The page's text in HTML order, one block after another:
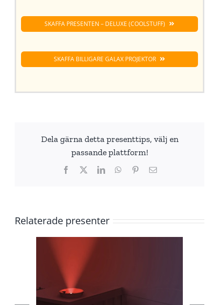
SKAFFA PRESENTEN – DELUXE (COOLSTUFF)
SKAFFA BILLIGARE GALAX PROJEKTOR
Dela gärna detta presenttips, välj en
passande plattform!
Facebook LinkedInWhatsApp
Pinterest
E-
Relaterade presenter